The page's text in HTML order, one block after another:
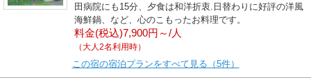
田病院にも15分、夕食は和洋折衷.日替わりに好評の洋風
海鮮鍋、など、心のこもったお料理です。
料金(税込)7,900円～/人
（大人2名利用時）
この宿の宿泊プランをすべて見る（5件）